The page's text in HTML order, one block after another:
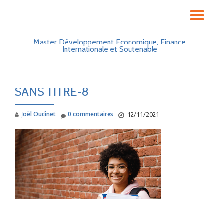
Master Développement Economique, Finance
Internationale et Soutenable
SANS TITRE-8
Joël Oudinet 12/11/2021
0 commentaires